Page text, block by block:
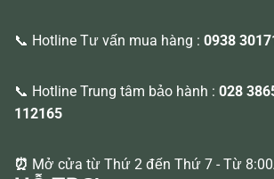
📞 Hotline Tư vấn mua hàng : 0938
📞 Hotline Trung tâm bảo hành : 028
112165
⏰ Mở cửa từ Thứ 2 đến Thứ 7 - Từ